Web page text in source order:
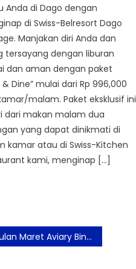
Anda di Dago dengan
di Swiss-Belresort Dago
Manjakan diri Anda dan
tersayang dengan liburan
dan aman dengan paket
& Dine” mulai dari Rp 996,000
malam. Paket eksklusif ini
dari makan malam dua
yang dapat dinikmati di
kamar atau di Swiss-Kitchen
kami, menginap […]
Aviary Bintaro Hadirkan Paket Hemat Menginap dan Bird Talk